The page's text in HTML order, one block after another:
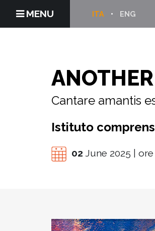
MENU ENG
ITA
Cantare amantis
Istituto
02 June 2025 | ore